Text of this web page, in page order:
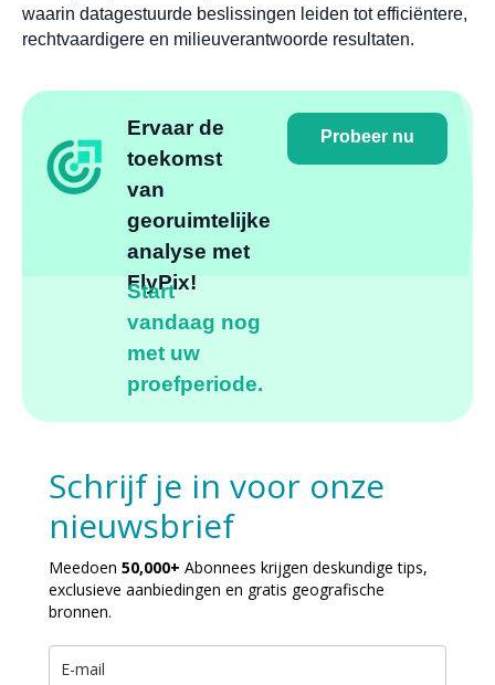
waarin datagestuurde beslissingen leiden tot efficiëntere,
rechtvaardigere en milieuverantwoorde resultaten.
Ervaar de
toekomst
van
georuimtelijke
analyse met
FlyPix!
Start
vandaag nog
met uw
proefperiode.
Probeer nu
Schrijf je in voor onze
nieuwsbrief
Meedoen 50,000+ Abonnees krijgen deskundige tips,
exclusieve aanbiedingen en gratis geografische
bronnen.